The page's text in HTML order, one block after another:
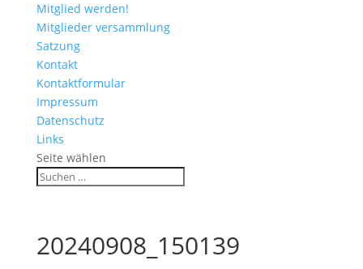
Mitglied werden!
Mitglieder versammlung
Satzung
Kontakt
Kontaktformular
Impressum
Datenschutz
Links
Seite wählen
20240908_150139